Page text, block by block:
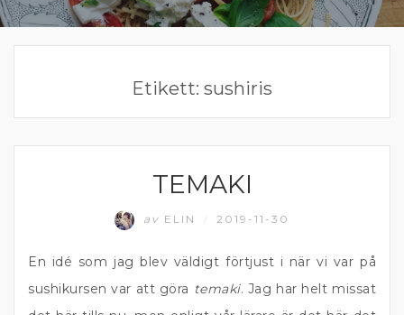
Etikett: sushiris
TEMAKI
av ELIN 2019-11-30
En idé som jag blev väldigt förtjust i när vi var på
sushikursen var att göra temaki. Jag har helt missat